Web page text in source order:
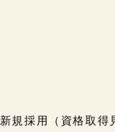
新規採用（資格取得